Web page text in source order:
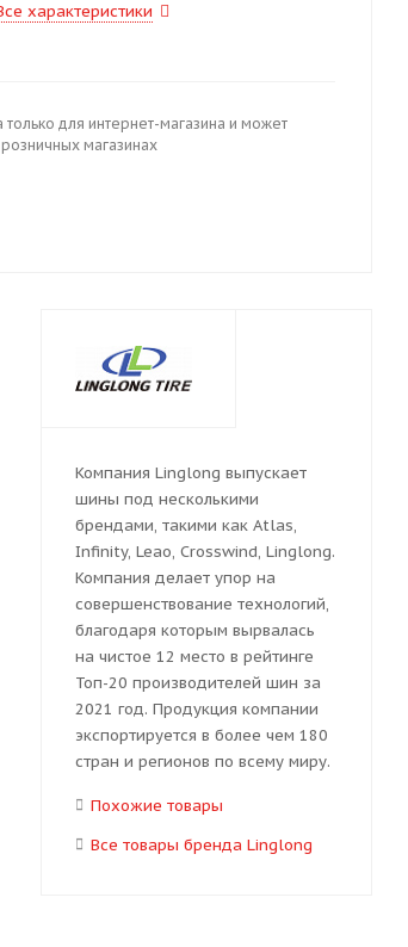
характеристики
только для интернет-магазина и может
розничных магазинах
Компания Linglong выпускает
шины под несколькими
брендами, такими как Atlas,
Infinity, Leao, Crosswind, Linglong.
Компания делает упор на
совершенствование технологий,
благодаря которым вырвалась
на чистое 12 место в рейтинге
Топ-20 производителей шин за
2021 год. Продукция компании
экспортируется в более чем 180
стран и регионов по всему миру.
Похожие товары
Все товары бренда Linglong